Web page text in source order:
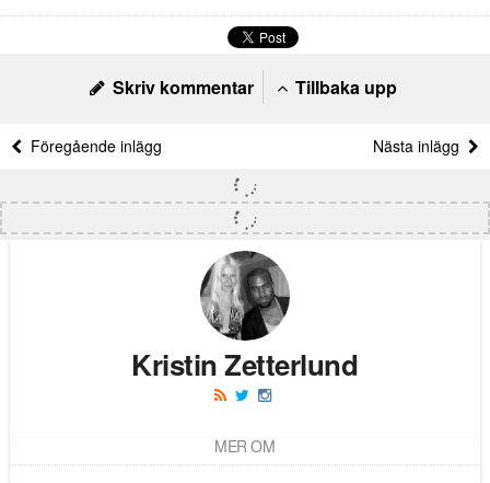
Skriv kommentar Tillbaka upp
Föregående inlägg Nästa inlägg
Kristin Zetterlund
MER OM